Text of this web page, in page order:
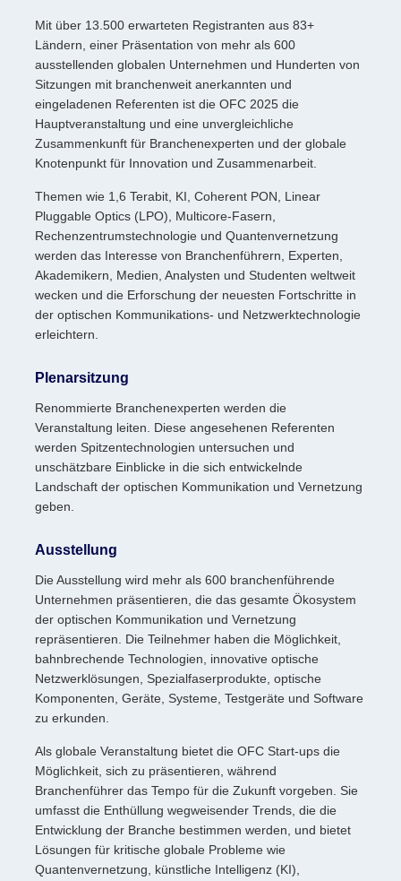
Mit über 13.500 erwarteten Registranten aus 83+
Ländern, einer Präsentation von mehr als 600
ausstellenden globalen Unternehmen und Hunderten von
Sitzungen mit branchenweit anerkannten und
eingeladenen Referenten ist die OFC 2025 die
Hauptveranstaltung und eine unvergleichliche
Zusammenkunft für Branchenexperten und der globale
Knotenpunkt für Innovation und Zusammenarbeit.
Themen wie 1,6 Terabit, KI, Coherent PON, Linear
Pluggable Optics (LPO), Multicore-Fasern,
Rechenzentrumstechnologie und Quantenvernetzung
werden das Interesse von Branchenführern, Experten,
Akademikern, Medien, Analysten und Studenten weltweit
wecken und die Erforschung der neuesten Fortschritte in
der optischen Kommunikations- und Netzwerktechnologie
erleichtern.
Plenarsitzung
Renommierte Branchenexperten werden die
Veranstaltung leiten. Diese angesehenen Referenten
werden Spitzentechnologien untersuchen und
unschätzbare Einblicke in die sich entwickelnde
Landschaft der optischen Kommunikation und Vernetzung
geben.
Ausstellung
Die Ausstellung wird mehr als 600 branchenführende
Unternehmen präsentieren, die das gesamte Ökosystem
der optischen Kommunikation und Vernetzung
repräsentieren. Die Teilnehmer haben die Möglichkeit,
bahnbrechende Technologien, innovative optische
Netzwerklösungen, Spezialfaserprodukte, optische
Komponenten, Geräte, Systeme, Testgeräte und Software
zu erkunden.
Als globale Veranstaltung bietet die OFC Start-ups die
Möglichkeit, sich zu präsentieren, während
Branchenführer das Tempo für die Zukunft vorgeben. Sie
umfasst die Enthüllung wegweisender Trends, die die
Entwicklung der Branche bestimmen werden, und bietet
Lösungen für kritische globale Probleme wie
Quantenvernetzung, künstliche Intelligenz (KI),